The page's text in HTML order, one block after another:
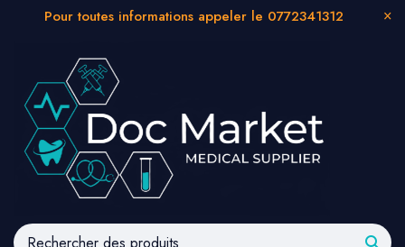
Pour toutes informations appeler le 0772341312